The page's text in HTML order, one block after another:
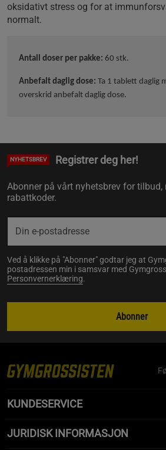
oksidativt stress og for at
normalt.
Antall doser per pakke: 60 stk.
Anbefalt daglig dose: Ta 1 tablett daglig
overskrid anbefalt daglig dose.
NYHETSBREV Registrer deg her!
Abonner på vårt nyhetsbrev for tilbud,
rabattkoder.
Ved å klikke på "Abonner" godtar jeg at
postadressen min i samsvar med
Personvernerklæring.
Abonner
KUNDESERVICE
JURIDISK INFORMASJON